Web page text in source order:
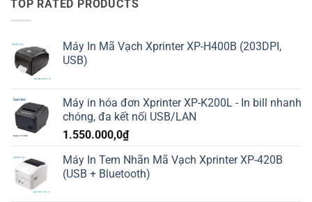
TOP RATED PRODUCTS
Máy In Mã Vạch Xprinter XP-H400B (203DPI,
USB)
Máy in hóa đơn Xprinter XP-K200L - In bill nhanh
chóng, đa kết nối USB/LAN
1.550.000,0₫
Máy In Tem Nhãn Mã Vạch Xprinter XP-420B
(USB + Bluetooth)